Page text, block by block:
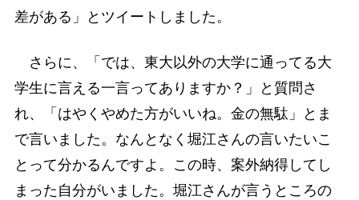
差がある」とツイートしました。
さらに、「では、東大以外の大学に通ってる大
学生に言える一言ってありますか？」と質問さ
れ、「はやくやめた方がいいね。金の無駄」とま
で言いました。なんとなく堀江さんの言いたいこ
とって分かるんですよ。この時、案外納得してし
まった自分がいました。堀江さんが言うところの